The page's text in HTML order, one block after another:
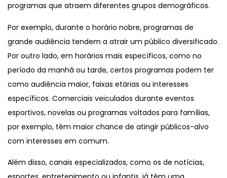
programas que atraem diferentes grupos demográficos.
Por exemplo, durante o horário nobre, programas de
grande audiência tendem a atrair um público diversificado.
Por outro lado, em horários mais específicos, como no
período da manhã ou tarde, certos programas podem ter
como audiência maior, faixas etárias ou interesses
específicos. Comerciais veiculados durante eventos
esportivos, novelas ou programas voltados para famílias,
por exemplo, têm maior chance de atingir públicos-alvo
com interesses em comum.
Além disso, canais especializados, como os de notícias,